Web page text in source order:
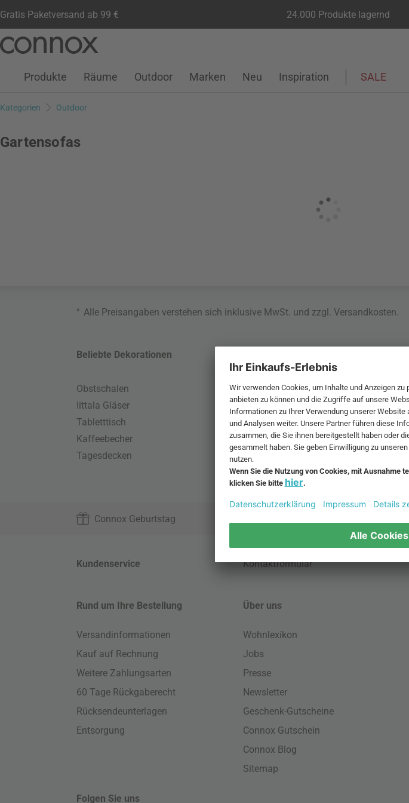
Gratis Paketversand ab 99 € 24.000 Produkte lagernd
Seiteninhalt
Suchfeld
Kundenkonto
Wunschliste
Warenkorb
Produkte Räume Outdoor Marken Neu Inspiration SALE
Kategorien Outdoor
Gartensofas
* Alle Preisangaben verstehen sich inklusive MwSt. und zzgl.Versandkosten.
Beliebte Dekorationen
Obstschalen
Iittala Gläser
Tabletttisch
Kaffeebecher
Tagesdecken
Skandinavische Möbel
Gartenmöbel
Büromöbel
Schlafsofa
Wandregale
HAY Stuhl
Connox Geburtstag
Kundenservice Kontaktformular
Rund um Ihre Bestellung
Versandinformationen
Kauf auf Rechnung
Weitere Zahlungsarten
60 Tage Rückgaberecht
Rücksendeunterlagen
Entsorgung
Über uns
Wohnlexikon
Jobs
Presse
Newsletter
Geschenk-Gutscheine
Connox Gutschein
Connox Blog
Sitemap
Folgen Sie uns